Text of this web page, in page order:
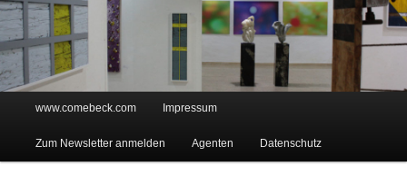
Zum Inhalt wechseln
Zum sekundären Inhalt wechseln
www.comebeck.com Impressum
Zum Newsletter anmelden Agenten Datenschutz